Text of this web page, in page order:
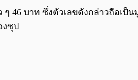
46 บาท ซึ่งตัวเลขดังกล่าวถือเ
ซุป